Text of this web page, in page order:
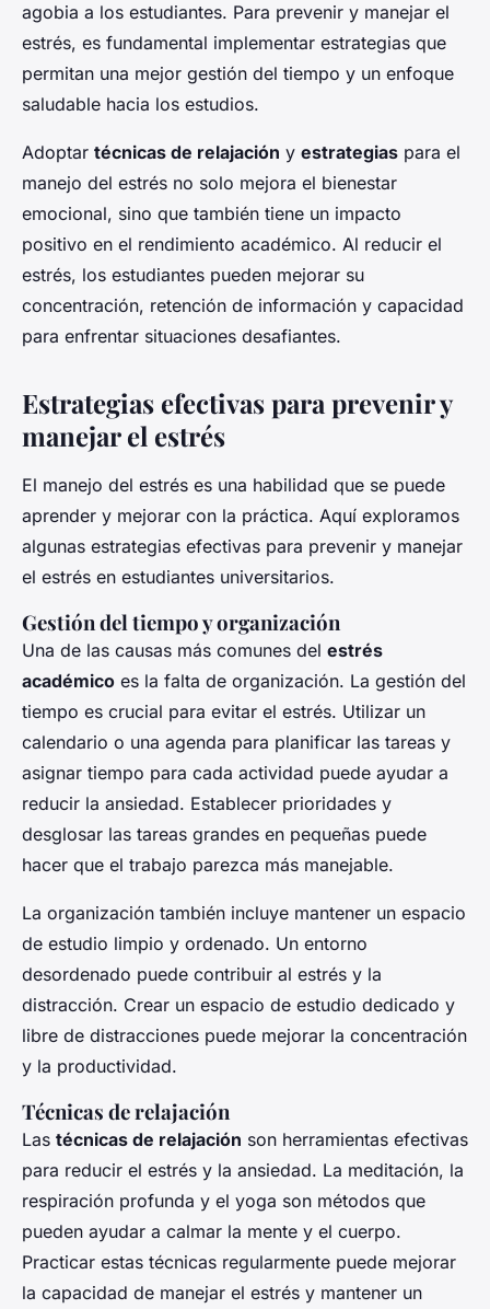
agobia a los estudiantes. Para prevenir y manejar el
estrés, es fundamental implementar estrategias que
permitan una mejor gestión del tiempo y un enfoque
saludable hacia los estudios.
Adoptar técnicas de relajación y estrategias para el
manejo del estrés no solo mejora el bienestar
emocional, sino que también tiene un impacto
positivo en el rendimiento académico. Al reducir el
estrés, los estudiantes pueden mejorar su
concentración, retención de información y capacidad
para enfrentar situaciones desafiantes.
Estrategias efectivas para prevenir y
manejar el estrés
El manejo del estrés es una habilidad que se puede
aprender y mejorar con la práctica. Aquí exploramos
algunas estrategias efectivas para prevenir y manejar
el estrés en estudiantes universitarios.
Gestión del tiempo y organización
Una de las causas más comunes del estrés
académico es la falta de organización. La gestión del
tiempo es crucial para evitar el estrés. Utilizar un
calendario o una agenda para planificar las tareas y
asignar tiempo para cada actividad puede ayudar a
reducir la ansiedad. Establecer prioridades y
desglosar las tareas grandes en pequeñas puede
hacer que el trabajo parezca más manejable.
La organización también incluye mantener un espacio
de estudio limpio y ordenado. Un entorno
desordenado puede contribuir al estrés y la
distracción. Crear un espacio de estudio dedicado y
libre de distracciones puede mejorar la concentración
y la productividad.
Técnicas de relajación
Las técnicas de relajación son herramientas efectivas
para reducir el estrés y la ansiedad. La meditación, la
respiración profunda y el yoga son métodos que
pueden ayudar a calmar la mente y el cuerpo.
Practicar estas técnicas regularmente puede mejorar
la capacidad de manejar el estrés y mantener un